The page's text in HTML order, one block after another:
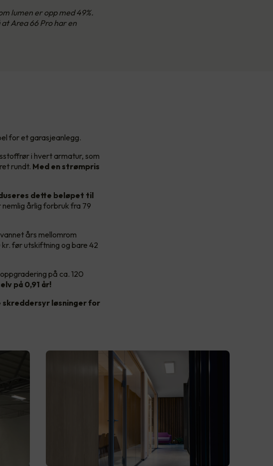
lumen er opp med 49%.
Area 66 Pro har en
for et garasjeanlegg.
i hvert armatur, som
rundt. Med en strømpris
dette beløpet til
årlig forbruk fra 79
års mellomrom
før utskiftning og bare 42
på ca. 120
på 0,91 år!
skreddersyr løsninger for